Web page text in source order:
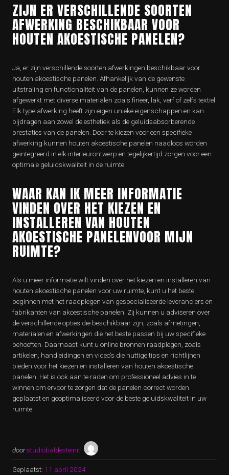
ZIJN ER VERSCHILLENDE SOORTEN
AFWERKING BESCHIKBAAR VOOR
HOUTEN AKOESTISCHE PANELEN?
Ja, er zijn verschillende soorten afwerkingen beschikbaar voor
houten akoestische panelen. Afhankelijk van de gewenste
uitstraling en functionaliteit van de panelen, kunnen ze worden
afgewerkt met diverse materialen zoals fineer, lak, verf of zelfs textiel.
Elk type afwerking heeft zijn eigen unieke eigenschappen en kan
bijdragen aan zowel de esthetiek als de geluidsabsorberende
prestaties van de panelen. Door te kiezen voor een specifieke
afwerking kunnen houten akoestische panelen naadloos worden
geïntegreerd in elk interieurontwerp en tegelijkertijd zorgen voor een
optimale geluidskwaliteit in de ruimte.
WAAR KAN IK MEER INFORMATIE
VINDEN OVER HET KIEZEN EN
INSTALLEREN VAN HOUTEN
AKOESTISCHE PANELENVOOR MIJN
RUIMTE?
Als u meer informatie wilt vinden over het kiezen en installeren van
houten akoestische panelen voor uw ruimte, kunt u het beste
beginnen met het raadplegen van gespecialiseerde leveranciers en
fabrikanten van akoestische panelen. Zij kunnen u adviseren over
de verschillende opties die beschikbaar zijn, zoals afmetingen,
materialen en afwerkingen die het beste passen bij uw specifieke
behoeften. Daarnaast kunt u online bronnen raadplegen, zoals
artikelen, handleidingen en video’s die nuttige tips en richtlijnen
bieden voor het kiezen en installeren van houten akoestische
panelen. Het is ook aan te raden om professioneel advies in te
winnen om ervoor te zorgen dat de panelen correct worden
geplaatst en geoptimaliseerd voor de beste geluidskwaliteit in uw
ruimte.
doorstudiobaldesteinit
Geplaatst: 11 april 2024